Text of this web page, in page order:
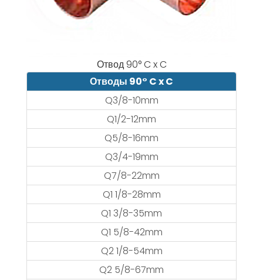
Отвод 90° C x C
Отводы 90° C x C
Q3/8-10mm
Q1/2-12mm
Q5/8-16mm
Q3/4-19mm
Q7/8-22mm
Q1 1/8-28mm
Q1 3/8-35mm
Q1 5/8-42mm
Q2 1/8-54mm
Q2 5/8-67mm